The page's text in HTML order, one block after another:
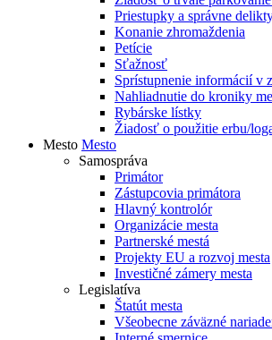
Priestupky a správne
Konanie zhromaždenia
Petície
Sťažnosť
Sprístupnenie informácií v
Nahliadnutie do kroniky
Rybárske lístky
Žiadosť o použitie erbu/
Mesto Mesto
Samospráva
Primátor
Zástupcovia primátora
Hlavný kontrolór
Organizácie mesta
Partnerské mestá
Projekty EU a rozvoj mesta
Investičné zámery mesta
Legislatíva
Štatút mesta
Všeobecne záväzné